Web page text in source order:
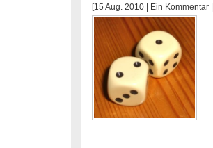
[15 Aug. 2010 | Ein Kommentar